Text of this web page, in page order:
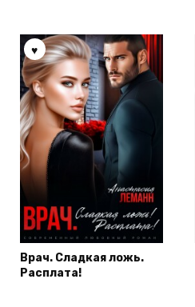
Врач. Сладкая ложь.
Расплата!